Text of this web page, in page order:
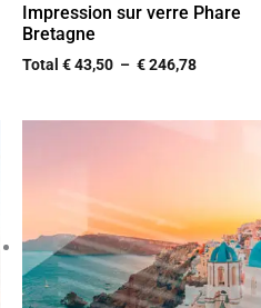
Impression sur verre Phare
Bretagne
Total €43,50 – €246,78
à
€ 246,78